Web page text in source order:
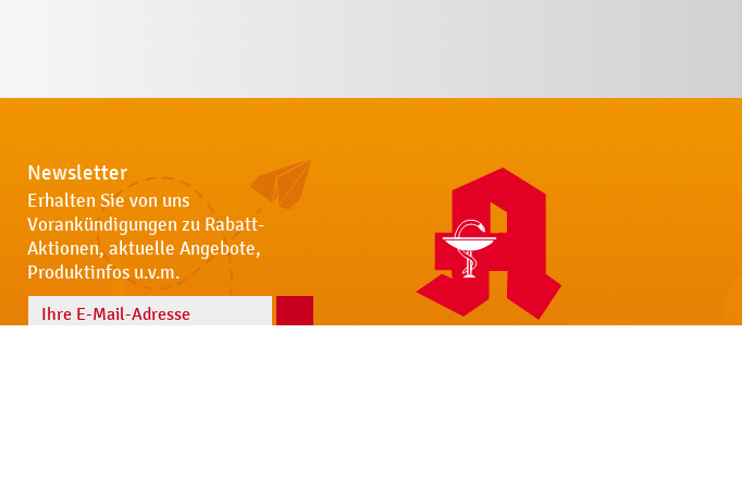
Newsletter
Erhalten Sie von uns
Vorankündigungen zu Rabatt-
Aktionen, aktuelle Angebote,
Produktinfos u.v.m.
Name